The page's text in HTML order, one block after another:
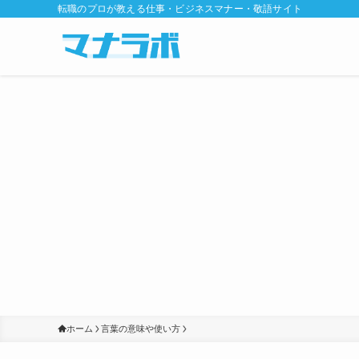
転職のプロが教える仕事・ビジネスマナー・敬語サイト
ホーム 言葉の意味や使い方